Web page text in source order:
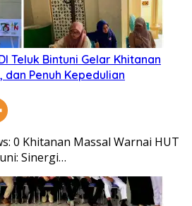
Teluk Bintuni Gelar Khitanan
dan Penuh Kepedulian
0 Khitanan Massal Warnai HUT
Sinergi…